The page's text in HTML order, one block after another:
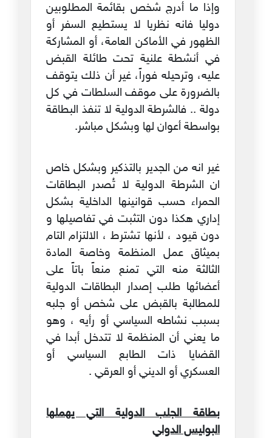
وإذا ما أدرج شخص بقائمة المطلوبين
دوليا فانه نظريا لا يستطيع السفر أو
الظهور في الأماكن العامة، أو المشاركة
في أنشطة علنية تحت طائلة القبض
عليه، وترحيله فوراً، غير أن ذلك يتوقف
بالضرورة على موقف السلطات في كل
دولة .. فالشرطة الدولية لا تنفذ البطاقة
بواسطة أعوان لها وبشكل مباشر.
غير انه من الجدير بالتذكير وبشكل خاص
ان الشرطة الدولية لا تُصدر البطاقات
الحمراء حسب قوانينها الداخلية بشكل
إداري هكذا دون التثبت في تفاصيلها و
دون قيود ، لأنها تشترط ، الالتزام التام
بميثاق عمل المنظمة وخاصة المادة
الثالثة منه التي تمنع منعاً باتاً على
أعضائها طلب إصدار البطاقات الدولية
للمطالبة بالقبض على شخص أو جلبه
بسبب نشاطه السياسي أو رأيه ، وهو
ما يعني أن المنظمة لا تتدخل أبدا في
القضايا ذات الطابع السياسي أو
العسكري أو الديني أو العرقي .
بطاقة الجلب الدولية التي يهملها
البوليس الدولي